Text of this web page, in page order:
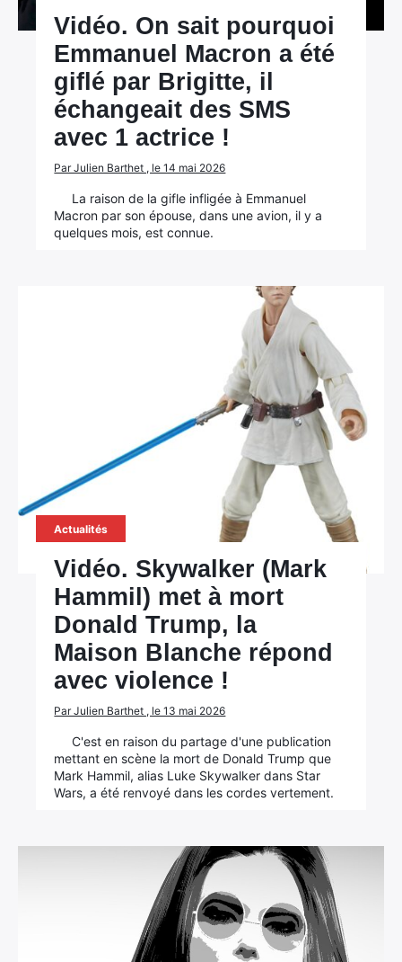
Vidéo. On sait pourquoi
Emmanuel Macron a été
giflé par Brigitte, il
échangeait des SMS
avec 1 actrice !
Par Julien Barthet , le 14 mai 2026
La raison de la gifle infligée à Emmanuel
Macron par son épouse, dans une avion, il y a
quelques mois, est connue.
Actualités
Vidéo. Skywalker (Mark
Hammil) met à mort
Donald Trump, la
Maison Blanche répond
avec violence !
Par Julien Barthet , le 13 mai 2026
C'est en raison du partage d'une publication
mettant en scène la mort de Donald Trump que
Mark Hammil, alias Luke Skywalker dans Star
Wars, a été renvoyé dans les cordes vertement.